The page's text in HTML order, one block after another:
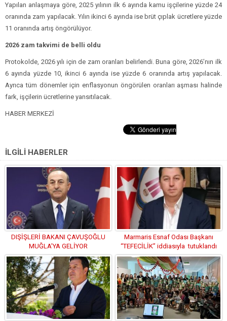
Yapılan anlaşmaya göre, 2025 yılının ilk 6 ayında kamu işçilerine yüzde 24
oranında zam yapılacak. Yılın ikinci 6 ayında ise brüt çıplak ücretlere yüzde
11 oranında artış öngörülüyor.
2026 zam takvimi de belli oldu
Protokolde, 2026 yılı için de zam oranları belirlendi. Buna göre, 2026’nın ilk
6 ayında yüzde 10, ikinci 6 ayında ise yüzde 6 oranında artış yapılacak.
Ayrıca tüm dönemler için enflasyonun öngörülen oranları aşması halinde
fark, işçilerin ücretlerine yansıtılacak.
HABER MERKEZİ
İLGİLİ HABERLER
DIŞİŞLERİ BAKANI ÇAVUŞOĞLU
MUĞLA’YA GELİYOR
Marmaris Esnaf Odası Başkanı
“TEFECİLİK” iddiasıyla tutuklandı